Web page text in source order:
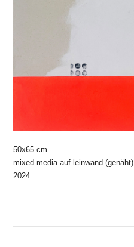
50x65 cm
mixed media auf leinwand (genäht)
2024